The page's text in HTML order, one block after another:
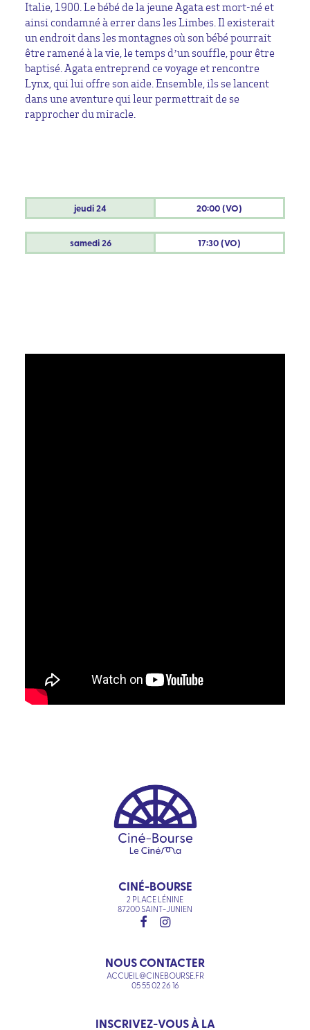
Italie, 1900. Le bébé de la jeune Agata est mort-né et
ainsi condamné à errer dans les Limbes. Il existerait
un endroit dans les montagnes où son bébé pourrait
être ramené à la vie, le temps d’un souffle, pour être
baptisé. Agata entreprend ce voyage et rencontre
Lynx, qui lui offre son aide. Ensemble, ils se lancent
dans une aventure qui leur permettrait de se
rapprocher du miracle.
jeudi24 20:00 (VO)
samedi26 17:30 (VO)
CINÉ-BOURSE
2 PLACE LÉNINE
87200 SAINT-JUNIEN
NOUS CONTACTER
ACCUEIL@CINEBOURSE.FR
05 55 02 26 16
INSCRIVEZ-VOUS À LA